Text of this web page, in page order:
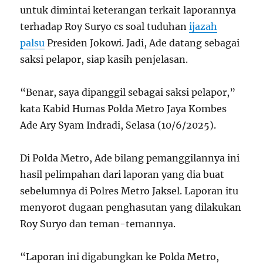
untuk dimintai keterangan terkait laporannya
terhadap Roy Suryo cs soal tuduhanijazah
palsu Presiden Jokowi. Jadi, Ade datang sebagai
saksi pelapor, siap kasih penjelasan.
“Benar, saya dipanggil sebagai saksi pelapor,”
kata Kabid Humas Polda Metro Jaya Kombes
Ade Ary Syam Indradi, Selasa (10/6/2025).
Di Polda Metro, Ade bilang pemanggilannya ini
hasil pelimpahan dari laporan yang dia buat
sebelumnya di Polres Metro Jaksel. Laporan itu
menyorot dugaan penghasutan yang dilakukan
Roy Suryo dan teman-temannya.
“Laporan ini digabungkan ke Polda Metro,